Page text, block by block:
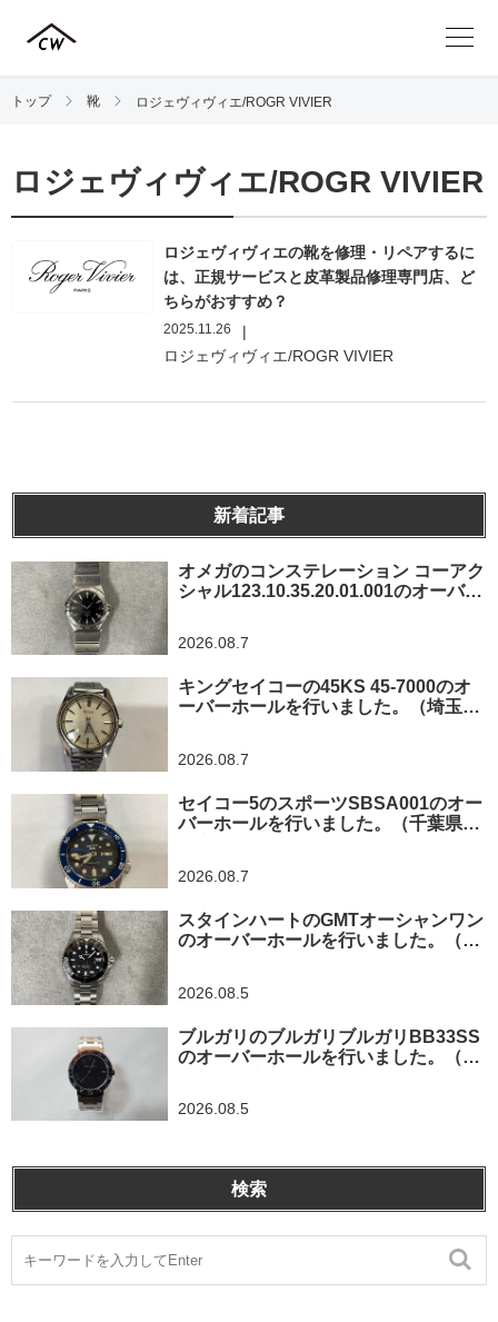
トップ 靴 ロジェヴィヴィエ/ROGR VIVIER
ロジェヴィヴィエ/ROGR VIVIER
ロジェヴィヴィエの靴を修理・リペアするに
は、正規サービスと皮革製品修理専門店、ど
ちらがおすすめ？
2025.11.26
|
ロジェヴィヴィエ/ROGR VIVIER
新着記事
オメガのコンステレーション コーアク
シャル123.10.35.20.01.001のオーバー
2026.08.7
キングセイコーの45KS 45-7000のオ
ーバーホールを行いました。（埼玉県
2026.08.7
セイコー5のスポーツSBSA001のオー
バーホールを行いました。（千葉県東
2026.08.7
スタインハートのGMTオーシャンワン
のオーバーホールを行いました。（神
2026.08.5
ブルガリのブルガリブルガリBB33SS
のオーバーホールを行いました。（埼
2026.08.5
検索